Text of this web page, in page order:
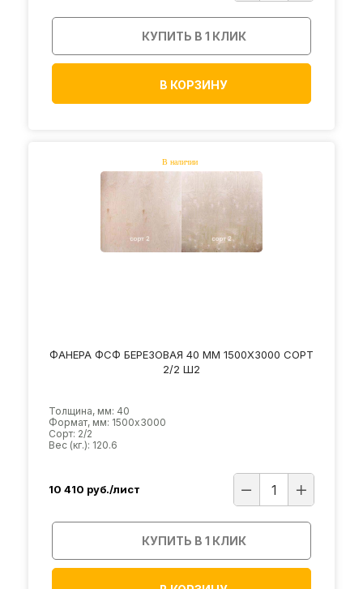
КУПИТЬ В 1 КЛИК
В КОРЗИНУ
ФАНЕРА ФСФ БЕРЕЗОВАЯ 40 ММ 1500Х3000 СОРТ
2/2 Ш2
Толщина, мм: 40
Формат, мм: 1500х3000
Сорт: 2/2
Вес (кг.): 120.6
10 410 руб./лист
КУПИТЬ В 1 КЛИК